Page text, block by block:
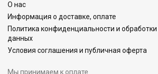
О нас
Информация о доставке, оплате
Политика конфиденциальности и
данных
Условия соглашения и публичная оферта
Мы принимаем к оплате